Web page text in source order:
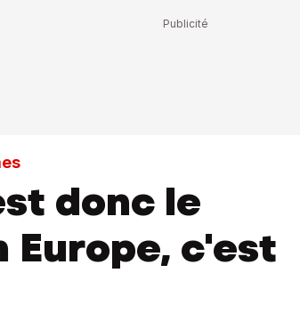
donc le
Europe, c'est